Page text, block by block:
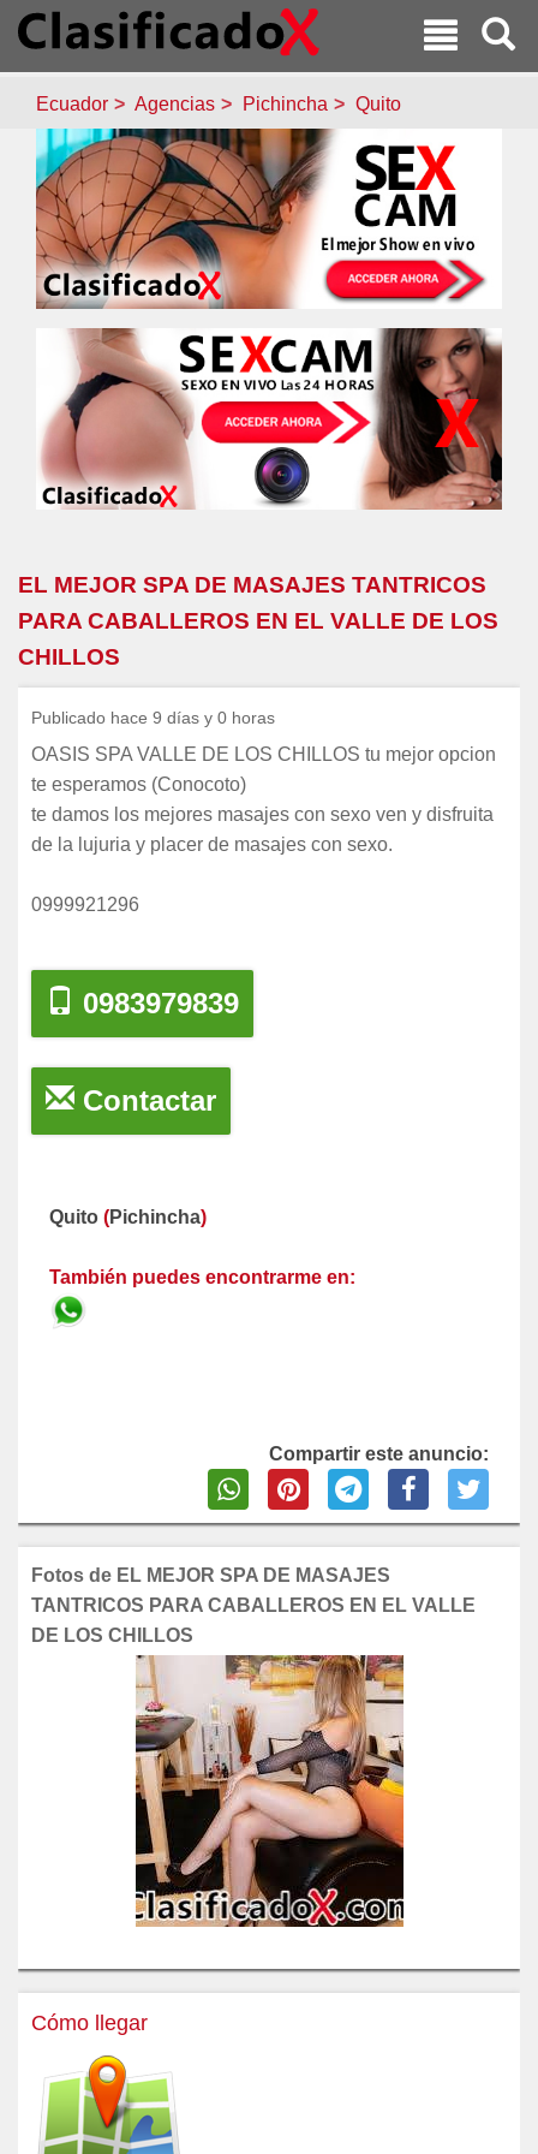
Ecuador Agencias Pichincha Quito
EL MEJOR SPA DE MASAJES TANTRICOS
PARA CABALLEROS EN EL VALLE DE LOS
CHILLOS
Publicado hace 9 días y 0 horas
OASIS SPA VALLE DE LOS CHILLOS tu mejor opcion
te esperamos (Conocoto)
te damos los mejores masajes con sexo ven y disfruita
de la lujuria y placer de masajes con sexo.
0999921296
0983979839
Contactar
Quito (Pichincha)
También puedes encontrarme en:
Compartir este anuncio:
Fotos de EL MEJOR SPA DE MASAJES
TANTRICOS PARA CABALLEROS EN EL VALLE
DE LOS CHILLOS
Cómo llegar